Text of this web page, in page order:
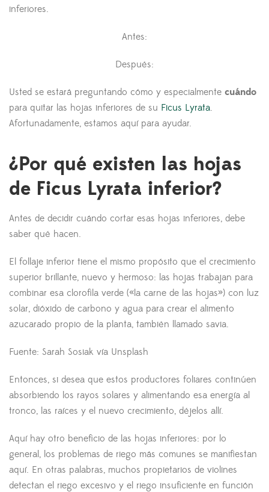
inferiores.
Antes:
Después:
Usted se estará preguntando cómo y especialmente cuándo
para quitar las hojas inferiores de su Ficus Lyrata.
Afortunadamente, estamos aquí para ayudar.
¿Por qué existen las hojas
de Ficus Lyrata inferior?
Antes de decidir cuándo cortar esas hojas inferiores, debe
saber qué hacen.
El follaje inferior tiene el mismo propósito que el crecimiento
superior brillante, nuevo y hermoso: las hojas trabajan para
combinar esa clorofila verde («la carne de las hojas») con luz
solar, dióxido de carbono y agua para crear el alimento
azucarado propio de la planta, también llamado savia.
Fuente: Sarah Sosiak vía Unsplash
Entonces, si desea que estos productores foliares continúen
absorbiendo los rayos solares y alimentando esa energía al
tronco, las raíces y el nuevo crecimiento, déjelos allí.
Aquí hay otro beneficio de las hojas inferiores: por lo
general, los problemas de riego más comunes se manifiestan
aquí. En otras palabras, muchos propietarios de violines
detectan el riego excesivo y el riego insuficiente en función